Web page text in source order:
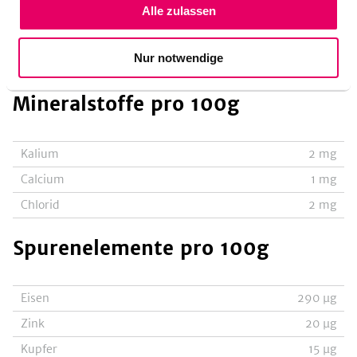
Alle zulassen
Nur notwendige
Mineralstoffe pro 100g
Kalium 2 mg
Calcium
1 mg
Chlorid
2 mg
Spurenelemente pro 100g
Eisen 290 µg
Zink
20 µg
Kupfer
15 µg